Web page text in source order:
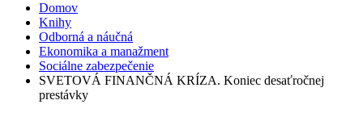
Domov
Knihy
Odborná a náučná
Ekonomika a manažment
Sociálne zabezpečenie
SVETOVÁ FINANČNÁ KRÍZA. Koniec desaťročnej
prestávky